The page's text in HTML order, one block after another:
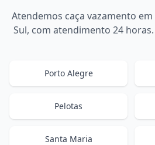
Atendemos caça vazamento
Sul, com atendimento 24
Porto Alegre
Pelotas
Santa Maria